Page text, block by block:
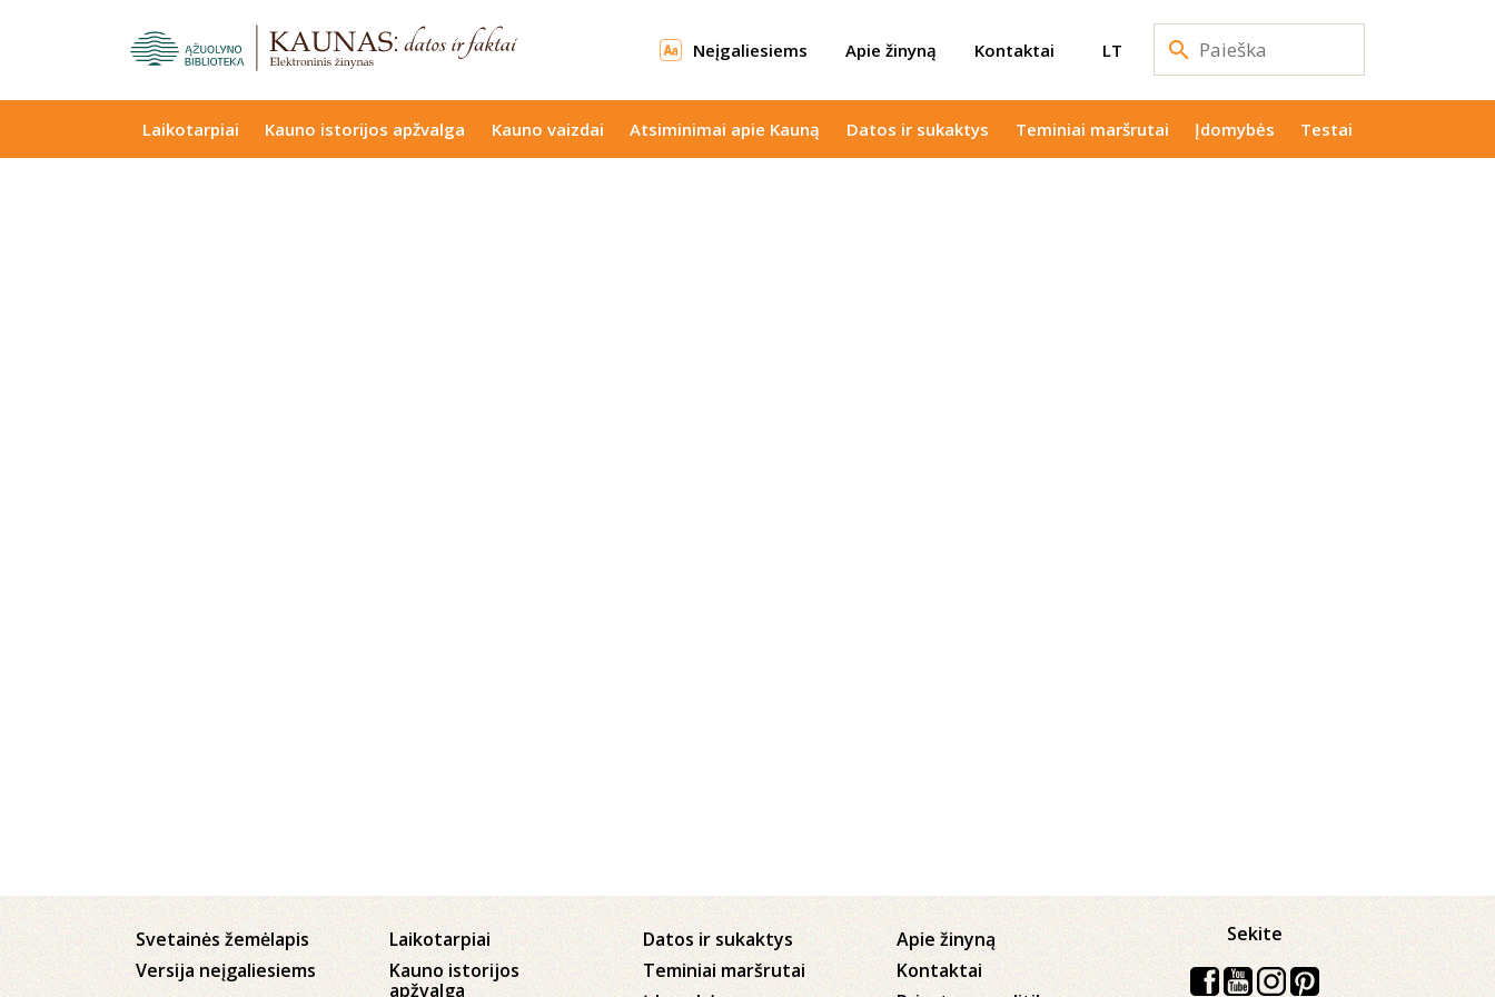
Neįgaliesiems Apie žinyną Kontaktai LT
Laikotarpiai Kauno istorijos apžvalga Kauno vaizdai Atsiminimai apie Kauną Datos ir sukaktys Teminiai maršrutai Įdomybės Testai
Svetainės žemėlapis
Versija neįgaliesiems
Laikotarpiai
Kauno istorijos
apžvalga
Datos ir sukaktys
Teminiai maršrutai
Apie žinyną
Kontaktai
Sekite